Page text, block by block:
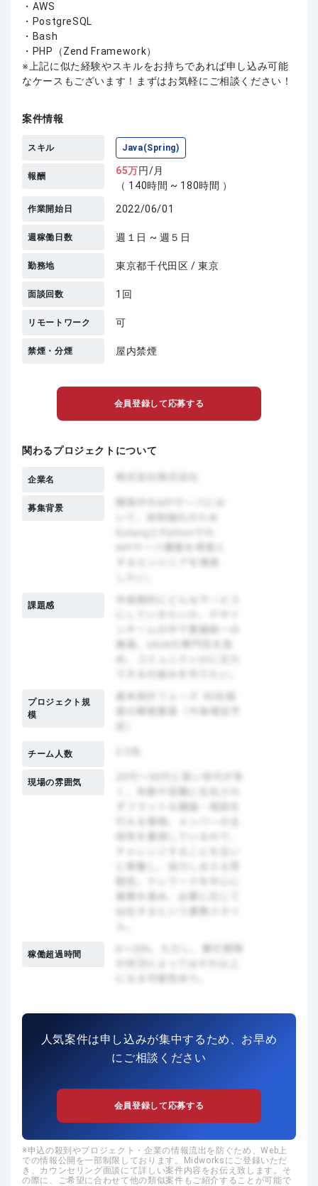
・AWS
・PostgreSQL
・Bash
・PHP（Zend Framework）
上記に似た経験やスキルをお持ちであれば申し込み可能
なケースもございます！まずはお気軽にご相談ください！
案件情報
スキル Java(Spring)
報酬 65万円/月
（ 140時間 ~ 180時間 ）
作業開始日 2022/06/01
週稼働日数 週１日 ~ 週５日
勤務地 東京都千代田区 / 東京
面談回数 1回
リモートワーク 可
禁煙・分煙 屋内禁煙
会員登録して応募する
関わるプロジェクトについて
企業名
募集背景
課題感
プロジェクト規
模
チーム人数
現場の雰囲気
稼働超過時間
人気案件は申し込みが集中するため、お早め
にご相談ください
会員登録して応募する
申込の殺到やプロジェクト・企業の情報流出を防ぐため、Web上
での情報公開を一部制限しております。Midworksにご登録いただ
き、カウンセリング面談にて詳しい案件内容をお伝え致します。そ
の際に、ご希望に合わせて他の類似案件もご紹介することが可能で